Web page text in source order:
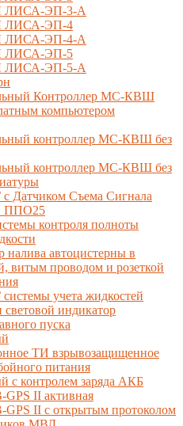
ЛИСА-ЭП-3-А
ЛИСА-ЭП-4
ЛИСА-ЭП-4-А
ЛИСА-ЭП-5
ЛИСА-ЭП-5-А
Контроллер МС-КВШ
компьютером
контроллер МС-КВШ без
контроллер МС-КВШ без
Датчиком Съема Сигнала
ППО25
контроля полноты
автоцистерны в
витым проводом и розеткой
учета жидкостей
световой индикатор
пуска
ТИ взрывозащищенное
питания
с контролем заряда АКБ
II активная
II с открытым протоколом